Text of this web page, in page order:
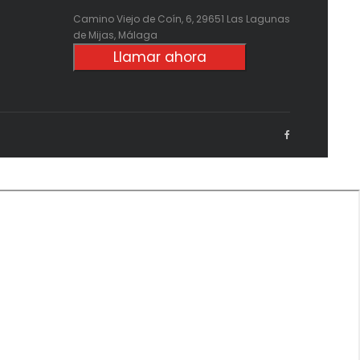
Camino Viejo de Coín, 6, 29651 Las Lagunas
de Mijas, Málaga
Llamar ahora